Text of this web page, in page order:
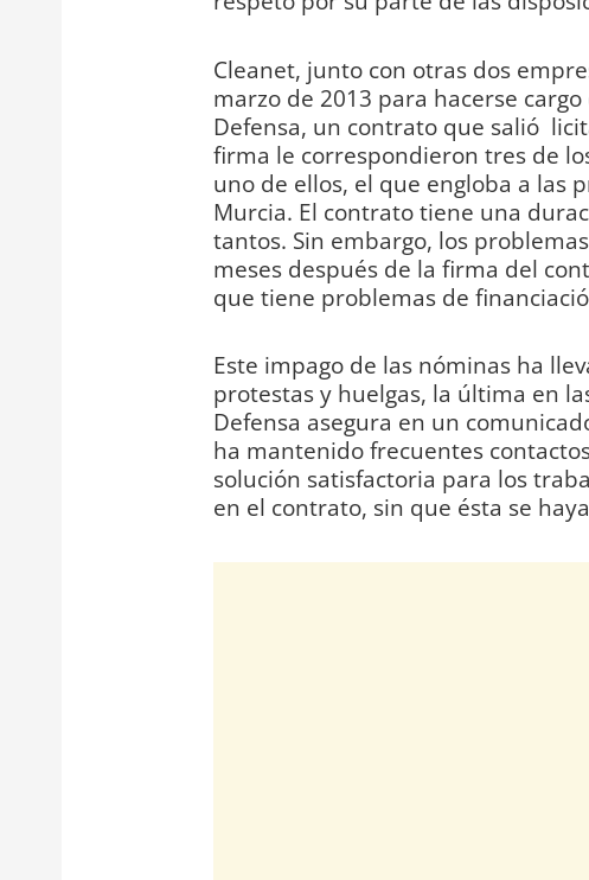
Cleanet, junto con otras dos
marzo de 2013 para hacerse
Defensa, un contrato que salió
firma le correspondieron tres de
uno de ellos, el que engloba a las
Murcia. El contrato tiene una
tantos. Sin embargo, los
meses después de la firma del
que tiene problemas de
Este impago de las nóminas ha
protestas y huelgas, la última en
Defensa asegura en un
ha mantenido frecuentes
solución satisfactoria para los
en el contrato, sin que ésta se